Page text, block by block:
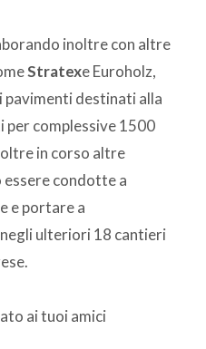
inoltre con altre
Stratexe Euroholz,
destinati alla
per complessive 1500
in corso altre
condotte a
e portare a
ulteriori 18 cantieri
ai tuoi amici